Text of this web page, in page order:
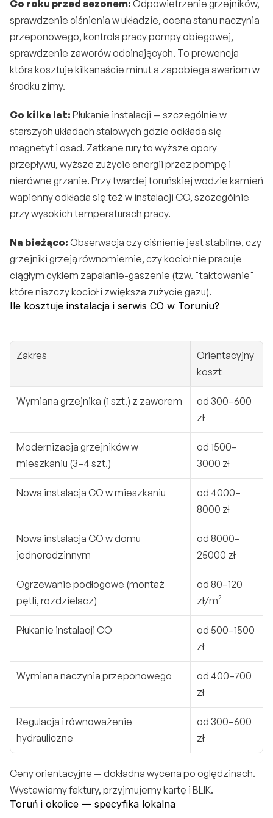
Co roku przed sezonem: Odpowietrzenie grzejników,
sprawdzenie ciśnienia w układzie, ocena stanu naczynia
przeponowego, kontrola pracy pompy obiegowej,
sprawdzenie zaworów odcinających. To prewencja
która kosztuje kilkanaście minut a zapobiega awariom w
środku zimy.
Co kilka lat: Płukanie instalacji — szczególnie w
starszych układach stalowych gdzie odkłada się
magnetyt i osad. Zatkane rury to wyższe opory
przepływu, wyższe zużycie energii przez pompę i
nierówne grzanie. Przy twardej toruńskiej wodzie kamień
wapienny odkłada się też w instalacji CO, szczególnie
przy wysokich temperaturach pracy.
Na bieżąco: Obserwacja czy ciśnienie jest stabilne, czy
grzejniki grzeją równomiernie, czy kocioł nie pracuje
ciągłym cyklem zapalanie-gaszenie (tzw. "taktowanie"
które niszczy kocioł i zwiększa zużycie gazu).
Ile kosztuje instalacja i serwis CO w Toruniu?
Zakres
Orientacyjny
koszt
Wymiana grzejnika (1 szt.) z zaworem
od 300–600
zł
Modernizacja grzejników w
mieszkaniu (3–4 szt.)
od 1500–
3000 zł
Nowa instalacja CO w mieszkaniu
od 4000–
8000 zł
Nowa instalacja CO w domu
jednorodzinnym
od 8000–
25000 zł
Ogrzewanie podłogowe (montaż
pętli, rozdzielacz)
od 80–120
zł/m²
Płukanie instalacji CO
od 500–1500
zł
Wymiana naczynia przeponowego
od 400–700
zł
Regulacja i równoważenie
hydrauliczne
od 300–600
zł
Ceny orientacyjne — dokładna wycena po oględzinach.
Wystawiamy faktury, przyjmujemy kartę i BLIK.
Toruń i okolice — specyfika lokalna